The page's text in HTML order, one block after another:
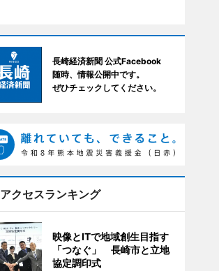
長崎経済新聞 公式Facebook
随時、情報公開中です。
ぜひチェックしてください。
アクセスランキング
映像とITで地域創生目指す
「つなぐ」 長崎市と立地
協定調印式